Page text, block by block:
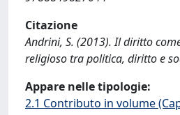
Citazione
Andrini, S. (2013). Il diritto
religioso tra politica, diritto e
Appare nelle tipologie:
2.1 Contributo in volume